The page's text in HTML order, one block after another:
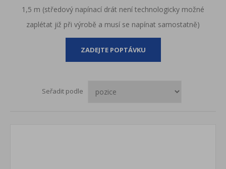
1,5 m (středový napínací drát není technologicky možné
zaplétat již při výrobě a musí se napínat samostatně)
ZADEJTE POPTÁVKU
Seřadit podle